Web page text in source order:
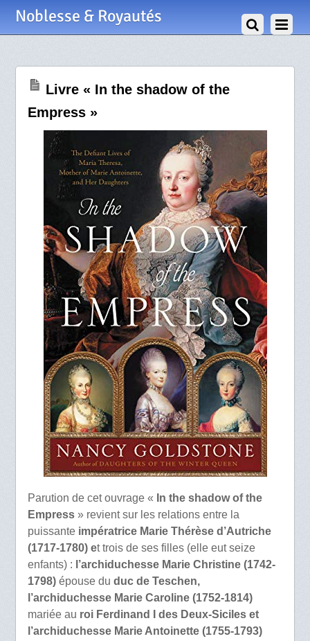
Noblesse & Royautés
Livre « In the shadow of the
Empress »
Parution de cet ouvrage « In the shadow of the
Empress» revient sur les relations entre la
puissante impératrice Marie Thérèse d’Autriche
(1717-1780) et trois de ses filles (elle eut seize
enfants) : l’archiduchesse Marie Christine (1742-
1798)épouse du duc de Teschen,
l’archiduchesse Marie Caroline (1752-1814)
mariée au roi Ferdinand I des Deux-Siciles et
l’archiduchesse Marie Antoinette (1755-1793)